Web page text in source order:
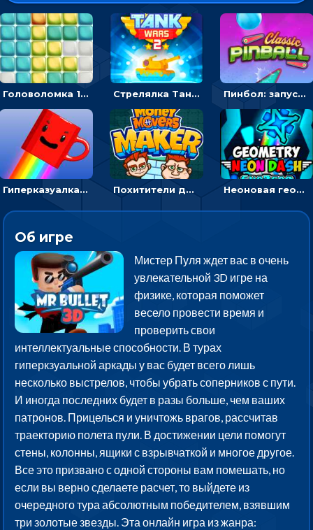
Головоломка 10х10 Стрелялка Танковые войны: бить по танку врага, чтобы уничтожить зло Пинбол: запускать шарик, чтобы выбивать очки
Гиперказуалка Летающая чашка кофе: двигаться и собирать кубики сахара Похитители денег: управляйте друзьями и соберите все мешки с долларами Неоновая геометрия: прыгай через препятствия и собирай шары
Об игре
Мистер Пуля ждет вас в очень
увлекательной 3D игре на
физике, которая поможет
весело провести время и
проверить свои
интеллектуальные способности. В турах
гиперкзуальной аркады у вас будет всего лишь
несколько выстрелов, чтобы убрать соперников с пути.
И иногда последних будет в разы больше, чем ваших
патронов. Прицелься и уничтожь врагов, рассчитав
траекторию полета пули. В достижении цели помогут
стены, колонны, ящики с взрывчаткой и многое другое.
Все это призвано с одной стороны вам помешать, но
если вы верно сделаете расчет, то выйдете из
очередного тура абсолютным победителем, взявшим
три золотые звезды. Эта онлайн игра из жанра: